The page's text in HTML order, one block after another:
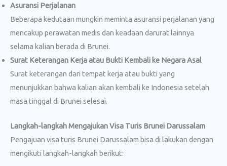
Asuransi Perjalanan
Beberapa kedutaan mungkin meminta asuransi perjalanan yang
mencakup perawatan medis dan keadaan darurat lainnya
selama kalian berada di Brunei.
Surat Keterangan Kerja atau Bukti Kembali ke Negara Asal
Surat keterangan dari tempat kerja atau bukti yang
menunjukkan bahwa kalian akan kembali ke Indonesia setelah
masa tinggal di Brunei selesai.
Langkah-langkah Mengajukan Visa Turis Brunei Darussalam
Pengajuan visa turis Brunei Darussalam bisa di lakukan dengan
mengikuti langkah-langkah berikut: